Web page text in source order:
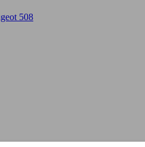
508